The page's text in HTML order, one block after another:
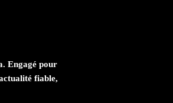
Engagé pour
fiable,